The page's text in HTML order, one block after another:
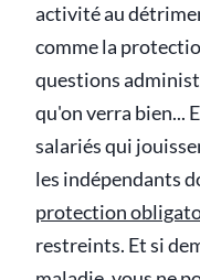
activité au
comme la
questions
qu'on verra bien...
salariés qui
les indépendants
protection
restreints. Et si